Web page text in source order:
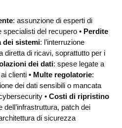
: assunzione di esperti di
specialisti del recupero • Perdite
dei sistemi: l’interruzione
diretta di ricavi, soprattutto per i
dei dati: spese legate a
clienti • Multe regolatorie:
dei dati sensibili o mancata
• Costi di ripristino
dell’infrastruttura, patch dei
di sicurezza